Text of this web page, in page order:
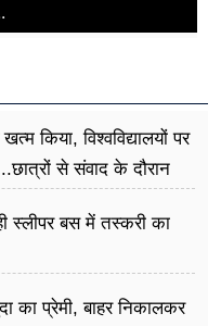
किया, विश्वविद्यालयों पर
से संवाद के दौरान
स्लीपर बस में तस्करी का
का प्रेमी, बाहर निकालकर